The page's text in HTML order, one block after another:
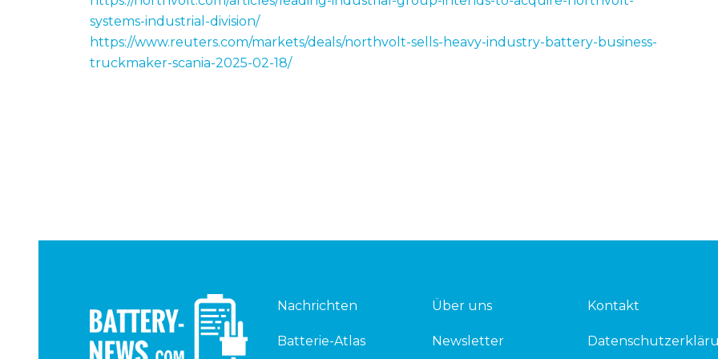
systems-industrial-division/
https://www.reuters.com/markets/deals/northvolt-sells-heavy-industry-battery-business-
truckmaker-scania-2025-02-18/
Nachrichten
Batterie-Atlas
Über uns
Newsletter
Kontakt